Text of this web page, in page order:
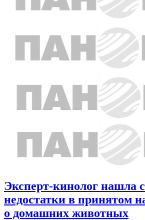
Эксперт-кинолог нашла
недостатки в принятом
о домашних животных